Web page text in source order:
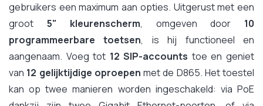
gebruikers een maximum aan opties. Uitgerust met een
groot 5" kleurenscherm, omgeven door 10
programmeerbare toetsen, is hij functioneel en
aangenaam. Voeg tot 12 SIP-accounts toe en geniet
van 12 gelijktijdige oproepen met de D865. Het toestel
kan op twee manieren worden ingeschakeld: via PoE